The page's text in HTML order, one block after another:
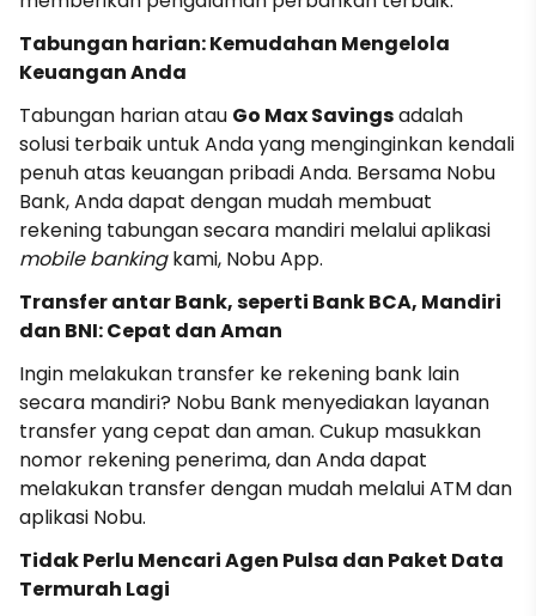
Tabungan harian: Kemudahan Mengelola
Keuangan Anda
Tabungan harian atau Go Max Savingsadalah
solusi terbaik untuk Anda yang menginginkan kendali
penuh atas keuangan pribadi Anda. Bersama Nobu
Bank, Anda dapat dengan mudah membuat
rekening tabungan secara mandiri melalui aplikasi
mobile bankingkami, Nobu App.
Transfer antar Bank, seperti Bank BCA, Mandiri
dan BNI: Cepat dan Aman
Ingin melakukan transfer ke rekening bank lain
secara mandiri? Nobu Bank menyediakan layanan
transfer yang cepat dan aman. Cukup masukkan
nomor rekening penerima, dan Anda dapat
melakukan transfer dengan mudah melalui ATM dan
aplikasi Nobu.
Tidak Perlu Mencari Agen Pulsa dan Paket Data
Termurah Lagi